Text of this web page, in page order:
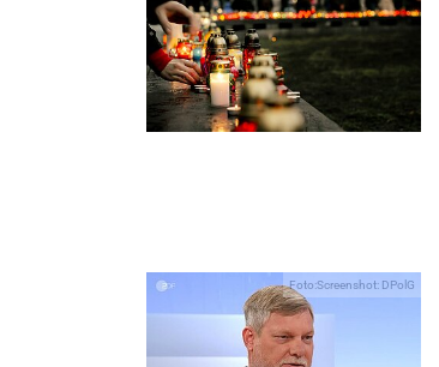
Foto:Screenshot: DPolG